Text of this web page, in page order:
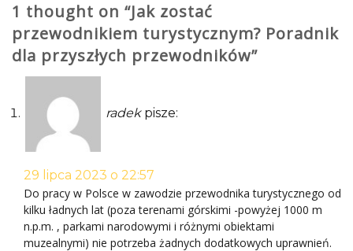
1 thought on “Jak zostać
przewodnikiem turystycznym? Poradnik
dla przyszłych przewodników”
radek pisze:
29 lipca 2023 o 22:57
Do pracy w Polsce w zawodzie przewodnika turystycznego od
kilku ładnych lat (poza terenami górskimi -powyżej 1000 m
n.p.m. , parkami narodowymi i różnymi obiektami
muzealnymi) nie potrzeba żadnych dodatkowych uprawnień.